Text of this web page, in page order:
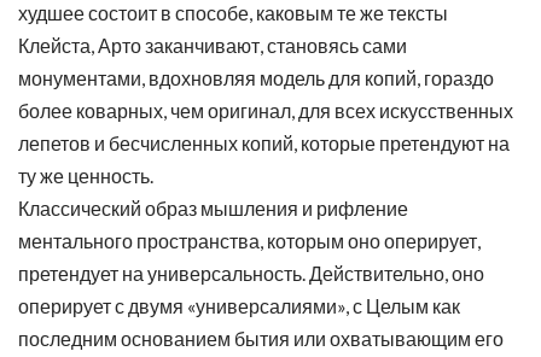
худшее состоит в способе, каковым те же тексты
Клейста, Арто заканчивают, становясь сами
монументами, вдохновляя модель для копий, гораздо
более коварных, чем оригинал, для всех искусственных
лепетов и бесчисленных копий, которые претендуют на
ту же ценность.
Классический образ мышления и рифление
ментального пространства, которым оно оперирует,
претендует на универсальность. Действительно, оно
оперирует с двумя «универсалиями», с Целым как
последним основанием бытия или охватывающим его